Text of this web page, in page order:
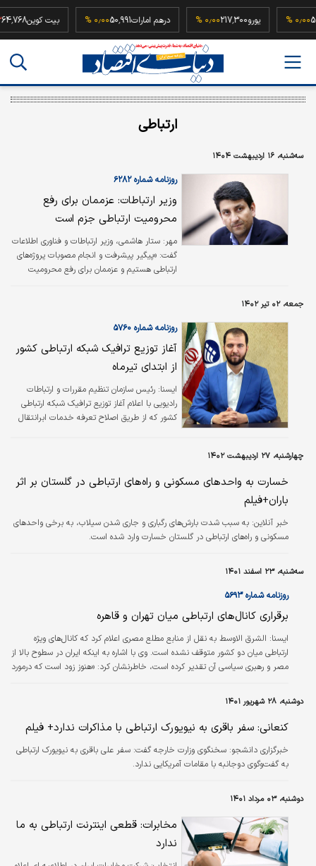
۰٫۰۰ % یورو217,300۰٫۰۰ % درهم امارات50,991۰٫۰۰ % بیت کوین
ارتباطی
سه‌شنبه، ۱۶ اردیبهشت ۱۴۰۴
روزنامه شماره ۶۲۸۲
وزیر ارتباطات: عزممان برای رفع
محرومیت ارتباطی جزم است
مهر: ستار هاشمی، وزیر ارتباطات و فناوری اطلاعات
گفت: «پیگیر پیشرفت و انجام مصوبات پروژه‌‌‌های
ارتباطی هستیم و عزممان برای رفع محرومیت
پروژه‌‌‌های استان را با جزئیات بررسی می‌‌‌کنیم و
سه‌ماه بعد از هر جلسه، به صورت میدانی در
استان حضور پیدا خواهیم کرد.»
جمعه، ۰۲ تیر ۱۴۰۲
روزنامه شماره ۵۷۶۰
آغاز توزیع ترافیک شبکه ارتباطی کشور
از ابتدای تیرماه
ایسنا: رئیس سازمان تنظیم مقررات و ارتباطات
رادیویی با اعلام آغاز توزیع ترافیک شبکه ارتباطی
کشور که از طریق اصلاح تعرفه خدمات ابرانتقال
چهارشنبه، ۲۷ اردیبهشت ۱۴۰۲
خسارت به واحدهای مسکونی و راه‌های ارتباطی در گلستان بر اثر
باران+فیلم
خبر آنلاین: به سبب شدت بارش‌های رگباری و جاری شدن سیلاب، به برخی واحدهای
مسکونی و راه‌های ارتباطی در گلستان خسارت وارد شده است.
سه‌شنبه، ۲۳ اسفند ۱۴۰۱
روزنامه شماره ۵۶۹۳
برقراری کانال‏‏‌های ارتباطی میان تهران و قاهره
ایسنا: الشرق الاوسط به نقل از منابع مطلع مصری اعلام کرد که کانال‌های ویژه
ارتباطی میان دو کشور متوقف نشده است. وی با اشاره به اینکه ایران در سطوح بالا از
مصر و رهبری سیاسی آن تقدیر کرده است، خاطرنشان کرد: «هنوز زود است که درمورد
دوشنبه، ۲۸ شهریور ۱۴۰۱
کنعانی: سفر باقری به نیویورک ارتباطی با مذاکرات ندارد+ فیلم
خبرگزاری دانشجو: سخنگوی وزارت خارجه گفت: سفر علی باقری به نیویورک ارتباطی
به گفت‌وگوی دوجانبه با مقامات آمریکایی ندارد.
دوشنبه، ۰۳ مرداد ۱۴۰۱
مخابرات: قطعی اینترنت ارتباطی به ما
ندارد